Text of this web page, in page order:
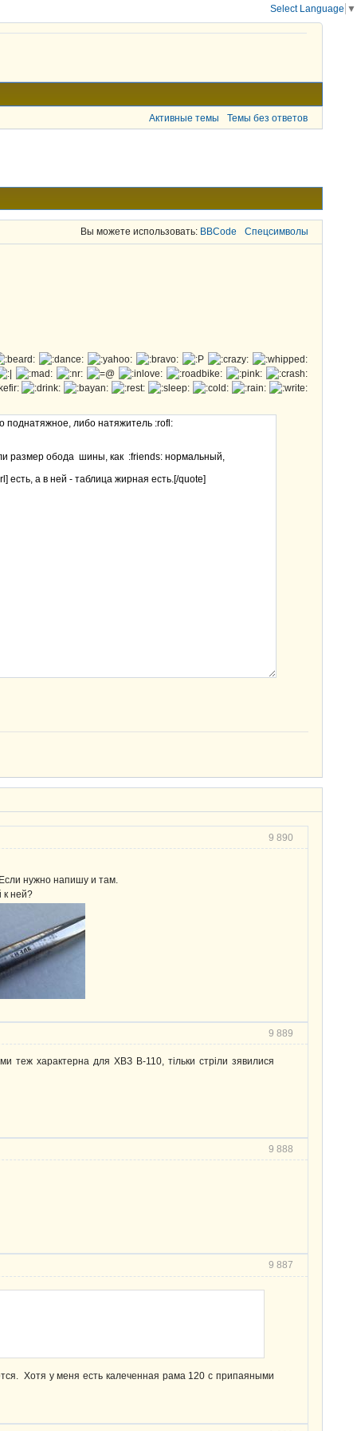
Активные темы Темы без ответов
Вы можете использовать: BBCode Спецсимволы
9 890
нужно напишу и там.
к ней?
9 889
теж характерна для ХВЗ В-110, тільки стріли зявилися
9 888
9 887
Хотя у меня есть калеченная рама 120 с припаяными
Select Language ▼